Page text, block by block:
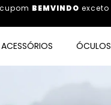
BEMVINDO exceto
ACESSÓRIOS ÓCULOS